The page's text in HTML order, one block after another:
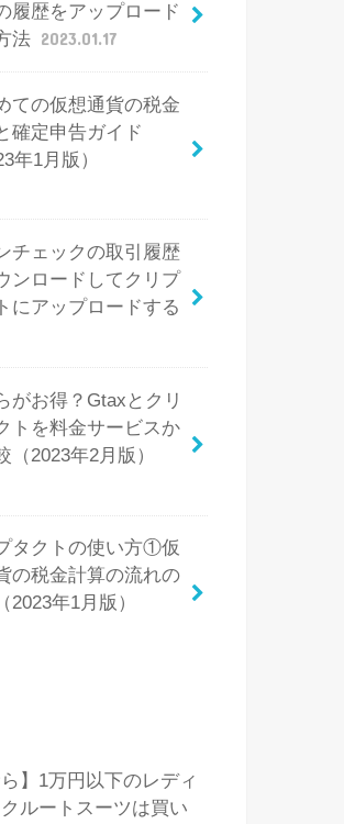
履歴をアップロード
法 2023.01.17
ての仮想通貨の税金
確定申告ガイド
年1月版）
チェックの取引履歴
ンロードしてクリプ
にアップロードする
がお得？Gtaxとクリ
トを料金サービスか
（2023年2月版）
タクトの使い方①仮
の税金計算の流れの
2023年1月版）
ら】1万円以下のレディ
ルートスーツは買い